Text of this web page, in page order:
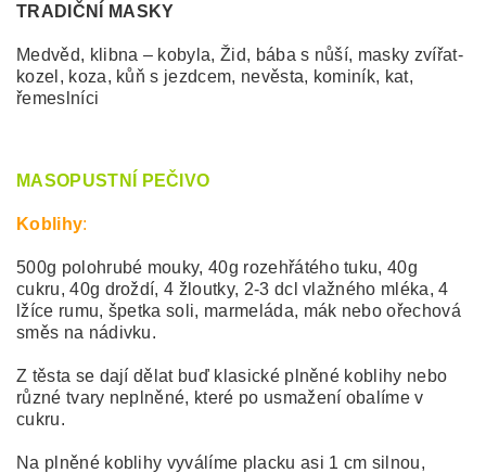
TRADIČNÍ MASKY
Medvěd, klibna – kobyla, Žid, bába s nůší, masky zvířat-
kozel, koza, kůň s jezdcem, nevěsta, kominík, kat,
řemeslníci
MASOPUSTNÍ PEČIVO
Koblihy:
500g polohrubé mouky, 40g rozehřátého tuku, 40g
cukru, 40g droždí, 4 žloutky, 2-3 dcl vlažného mléka, 4
lžíce rumu, špetka soli, marmeláda, mák nebo ořechová
směs na nádivku.
Z těsta se dají dělat buď klasické plněné koblihy nebo
různé tvary neplněné, které po usmažení obalíme v
cukru.
Na plněné koblihy vyválíme placku asi 1 cm silnou,